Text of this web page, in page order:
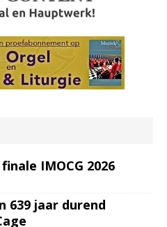
IMOCG 2026
639 jaar durend